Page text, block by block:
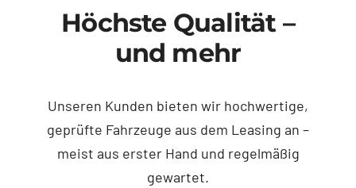
Höchste Qualität –
und mehr
Unseren Kunden bieten wir hochwertige,
geprüfte Fahrzeuge aus dem Leasing an –
meist aus erster Hand und regelmäßig
gewartet.